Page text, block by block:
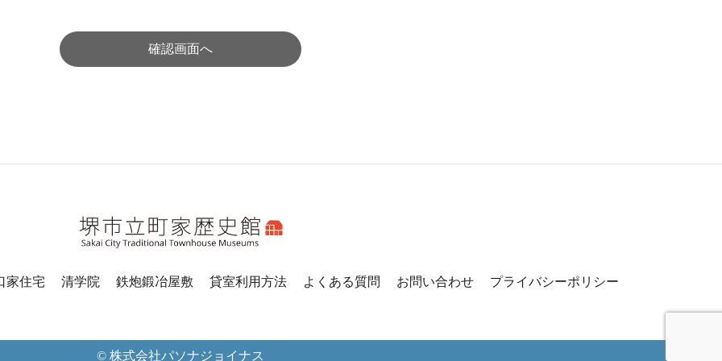
確認画面へ
家住宅 清学院 鉄炮鍛冶屋敷 貸室利用方法 よくある質問 お問い合わせ プライバシーポリシー
© 株式会社パソナジョイナス